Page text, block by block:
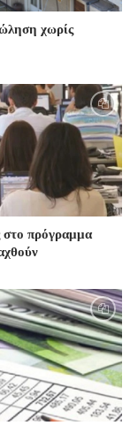
χωρίς
στο πρόγραμμα